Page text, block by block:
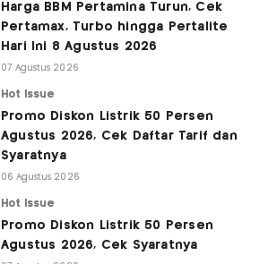
Harga BBM Pertamina Turun, Cek
Pertamax, Turbo hingga Pertalite
Hari Ini 8 Agustus 2026
07 Agustus 2026
Hot Issue
Promo Diskon Listrik 50 Persen
Agustus 2026, Cek Daftar Tarif dan
Syaratnya
06 Agustus 2026
Hot Issue
Promo Diskon Listrik 50 Persen
Agustus 2026, Cek Syaratnya